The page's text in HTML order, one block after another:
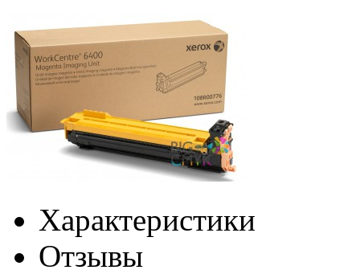
Характеристики
Отзывы